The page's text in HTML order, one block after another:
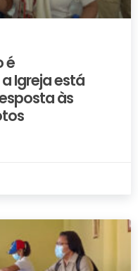
é
Igreja está
às